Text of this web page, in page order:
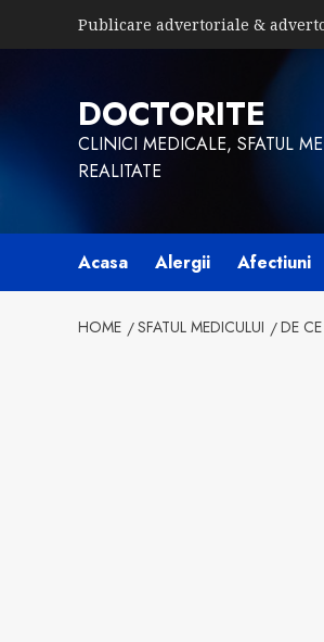
Publicare advertoriale &
DOCTORITE
CLINICI MEDICALE, SFATUL
REALITATE
Acasa Alergii Afectiuni
HOME SFATUL MEDICULUI DE